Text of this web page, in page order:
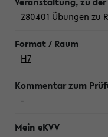
280401 Übungen zu
H7
-